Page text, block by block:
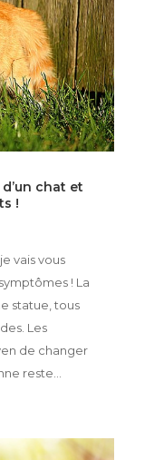
chat et
!
vais vous
! La
statue, tous
Les
de changer
reste...